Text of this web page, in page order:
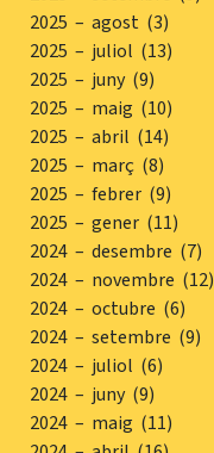
2025 – agost (3)
2025 – juliol (13)
2025 – juny (9)
2025 – maig (10)
2025 – abril (14)
2025 – març (8)
2025 – febrer (9)
2025 – gener (11)
2024 – desembre (7)
2024 – novembre (12)
2024 – octubre (6)
2024 – setembre (9)
2024 – juliol (6)
2024 – juny (9)
2024 – maig (11)